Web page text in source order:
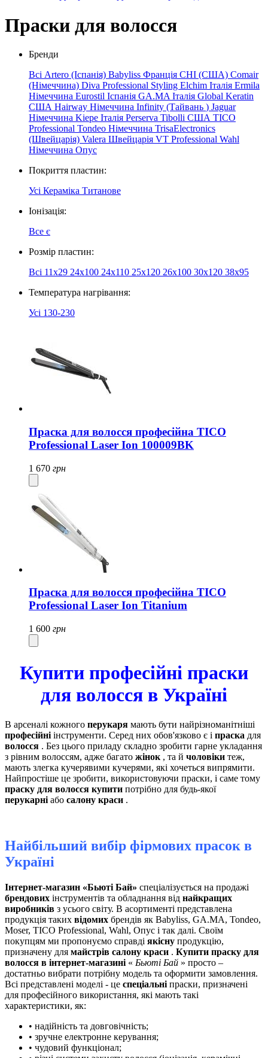
Праски для волосся
Бренди
Всі Artero (Іспанія) Babyliss Франція CHI (США) Comair
(Німеччина) Diva Professional Styling Elchim Італія Ermila
Німеччина Eurostil Іспанія GA.MA Італія Global Keratin
США Hairway Німеччина Infinity (Тайвань ) Jaguar
Німеччина Kiepe Італія Perserva Tibolli США TICO
Professional Tondeo Німеччина TrisaElectronics
(Швейцарія) Valera Швейцарія VT Professional Wahl
Німеччина Опус
Покриття пластин:
Усі Кераміка Титанове
Іонізація:
Все є
Розмір пластин:
Всі 11х29 24х100 24х110 25x120 26x100 30x120 38x95
Температура нагрівання:
Усі 130-230
Праска для волосся професійна TICO
Professional Laser Ion 100009BK
1 670 грн
Праска для волосся професійна TICO
Professional Laser Ion Titanium
1 600 грн
Купити професійні праски
для волосся в Україні
В арсеналі кожного перукаря мають бути найрізноманітніші
професійні інструменти. Серед них обов'язково є і праска для
волосся . Без цього приладу складно зробити гарне укладання
з рівним волоссям, адже багато жінок , та й чоловіки теж,
мають злегка кучерявими кучерями, які хочеться випрямити.
Найпростіше це зробити, використовуючи праски, і саме тому
праску для волосся купити потрібно для будь-якої
перукарні або салону краси .
Найбільший вибір фірмових прасок в
Україні
Інтернет-магазин «Бьюті Бай» спеціалізується на продажі
брендових інструментів та обладнання від найкращих
виробників з усього світу. В асортименті представлена ​​
продукція таких відомих брендів як Babyliss, GA.MA, Tondeo,
Moser, TICO Professional, Wahl, Опус і так далі. Своїм
покупцям ми пропонуємо справді якісну продукцію,
призначену для майстрів салону краси . Купити праску для
волосся в інтернет-магазині « Бьюті Бай » просто –
достатньо вибрати потрібну модель та оформити замовлення.
Всі представлені моделі - це спеціальні праски, призначені
для професійного використання, які мають такі
характеристики, як:
• надійність та довговічність;
• зручне електронне керування;
• чудовий функціонал;